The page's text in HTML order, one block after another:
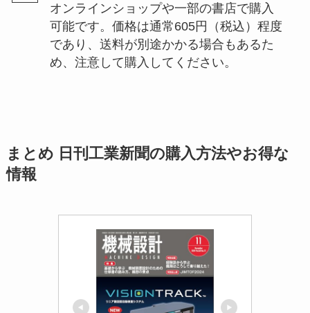
オンラインショップや一部の書店で購入
可能です。価格は通常605円（税込）程度
であり、送料が別途かかる場合もあるた
め、注意して購入してください。
まとめ 日刊工業新聞の購入方法やお得な
情報